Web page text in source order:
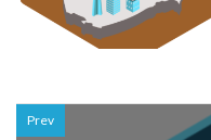
Prev